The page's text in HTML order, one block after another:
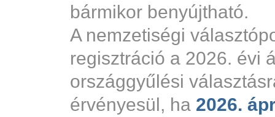
bármikor benyújtható.
A nemzetiségi
regisztráció a 2026. évi
országgyűlési
érvényesül, ha 2026.